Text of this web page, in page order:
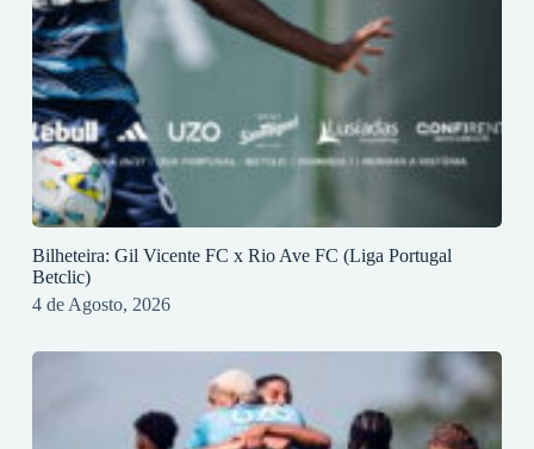
Bilheteira: Gil Vicente FC x Rio Ave FC (Liga Portugal
Betclic)
4 de Agosto, 2026